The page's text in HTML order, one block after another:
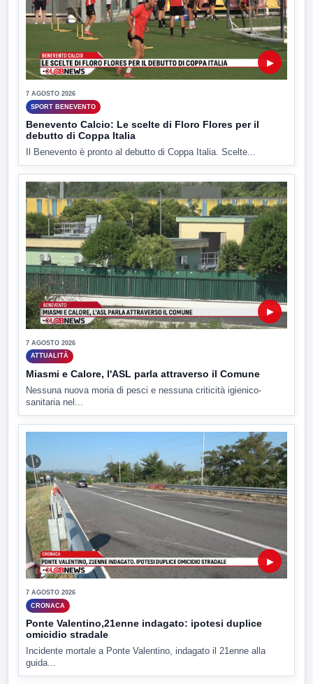
▶
7 AGOSTO 2026
SPORT BENEVENTO
Benevento Calcio: Le scelte di Floro Flores per il
debutto di Coppa Italia
Il Benevento è pronto al debutto di Coppa Italia. Scelte...
▶
7 AGOSTO 2026
ATTUALITÀ
Miasmi e Calore, l'ASL parla attraverso il Comune
Nessuna nuova moria di pesci e nessuna criticità igienico-
sanitaria nel...
▶
7 AGOSTO 2026
CRONACA
Ponte Valentino,21enne indagato: ipotesi duplice
omicidio stradale
Incidente mortale a Ponte Valentino, indagato il 21enne alla
guida...